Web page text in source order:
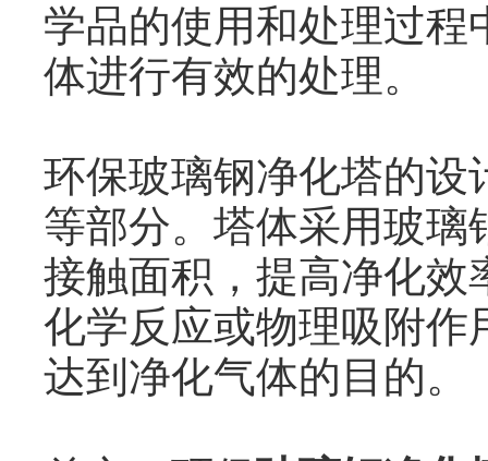
学品的使用和处理过
体进行有效的处理。
环保玻璃钢净化塔的设
等部分。塔体采用玻
接触面积，提高净化效
化学反应或物理吸附作
达到净化气体的目的。